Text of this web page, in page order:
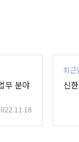
무 분야
최근
신